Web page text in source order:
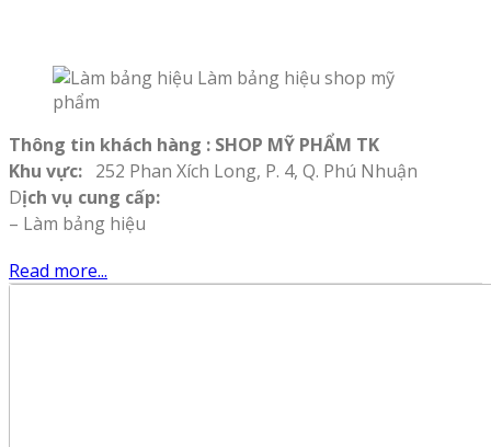
Thông tin khách hàng : SHOP MỸ PHẨM TK
Khu vực: 252 Phan Xích Long, P. 4, Q. Phú Nhuận
Dịch vụ cung cấp:
– Làm bảng hiệu
Read more...